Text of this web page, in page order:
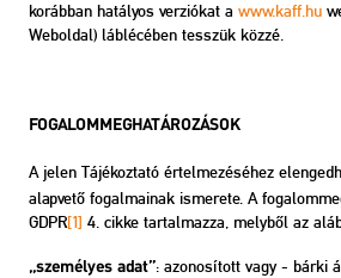
korábban hatályos verziókat a www.kaff.hu
Weboldal) láblécében tesszük közzé.
FOGALOMMEGHATÁROZÁSOK
A jelen Tájékoztató értelmezéséhez
alapvető fogalmainak ismerete. A
GDPR[1] 4. cikke tartalmazza, melyből az
„személyes adat”: azonosított vagy - bárki